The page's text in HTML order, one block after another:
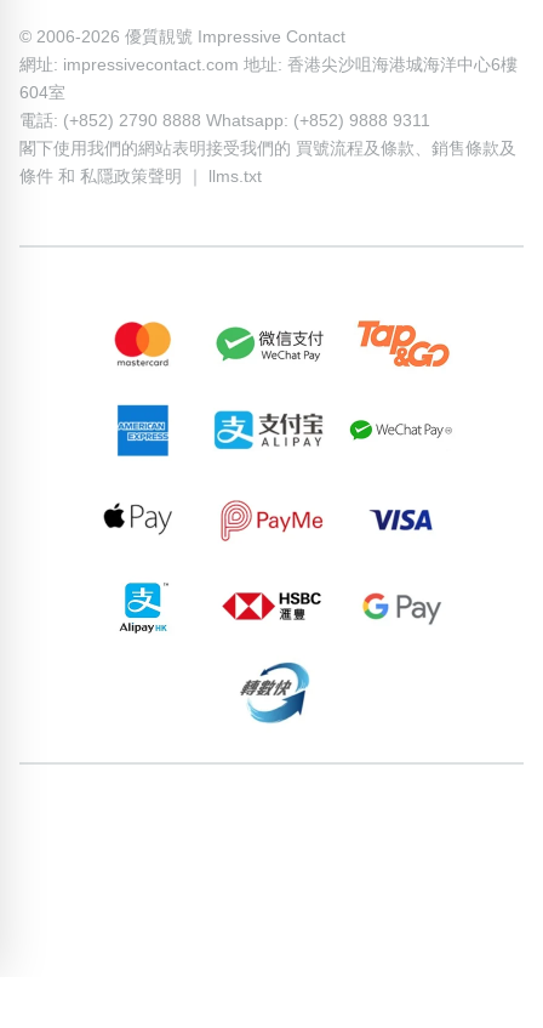
© 2006-2026 優質靚號 Impressive Contact
網址: impressivecontact.com 地址: 香港尖沙咀海港城海洋中心6樓
604室
電話: (+852) 2790 8888 Whatsapp: (+852) 9888 9311
閣下使用我們的網站表明接受我們的 買號流程及條款
銷售條款及
條件 和 私隱政策聲明 llms.txt